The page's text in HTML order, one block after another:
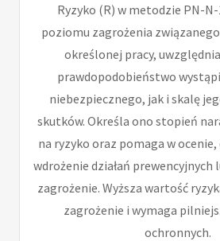
Ryzyko (R) w metodzie PN-
poziomu zagrożenia
określonej pracy,
prawdopodobieństwo
niebezpiecznego, jak i skalę
skutków. Określa ono stopień
na ryzyko oraz pomaga w
wdrożenie działań prewencyjnych
zagrożenie. Wyższa wartość
zagrożenie i wymaga
ochronnych.